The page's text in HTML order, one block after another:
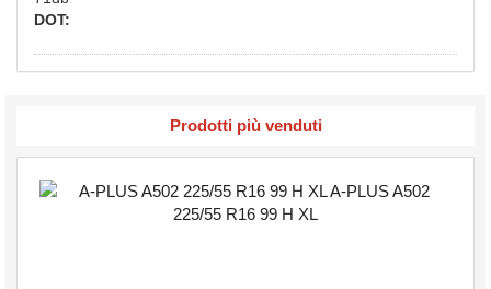
DOT:
Prodotti più venduti